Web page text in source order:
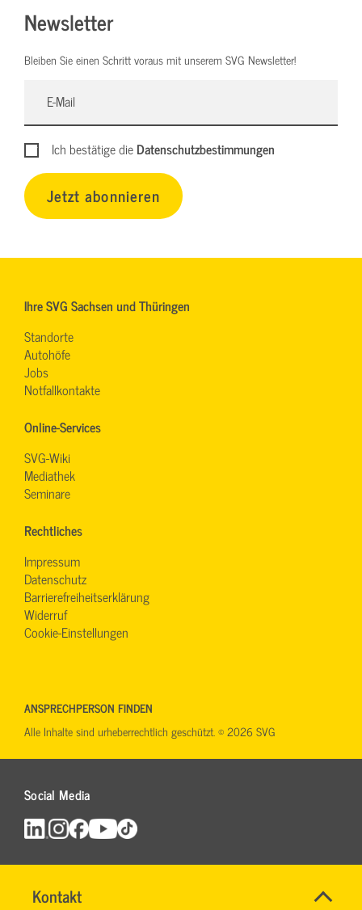
Kontakt
Name*
SVG-
Newsletter
Bleiben Sie einen Schritt voraus mit unserem SVG Newsletter!
Ich bestätige dieDatenschutzbestimmungen
Jetzt abonnieren
Ihre SVG Sachsen und Thüringen
Standorte
Autohöfe
Jobs
Notfallkontakte
Online-Services
SVG-Wiki
Mediathek
Seminare
Rechtliches
Impressum
Datenschutz
Barrierefreiheitserklärung
Widerruf
Cookie-Einstellungen
Social Media
ANSPRECHPERSON FINDEN
Alle Inhalte sind urheberrechtlich geschützt. © 2026 SVG